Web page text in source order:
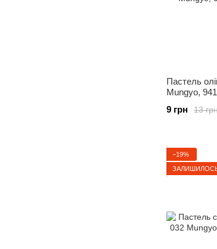
Пастель
Mungyo,
13
9 грн
−19%
ЗАЛИШИЛОСЬ